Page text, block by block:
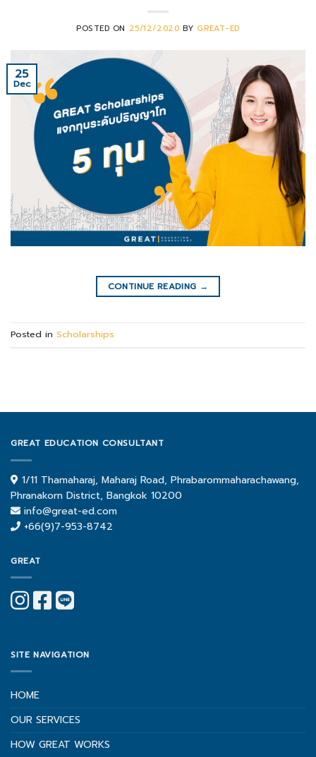
POSTED ON 25/12/2020 BY GREAT-ED
25
Dec
CONTINUE READING →
Posted in Scholarships
GREAT EDUCATION CONSULTANT
1/11 Thamaharaj, Maharaj Road, Phrabarommaharachawang,
Phranakorn District, Bangkok 10200
info@great-ed.com
+66(9)7-953-8742
GREAT
SITE NAVIGATION
HOME
OUR SERVICES
HOW GREAT WORKS